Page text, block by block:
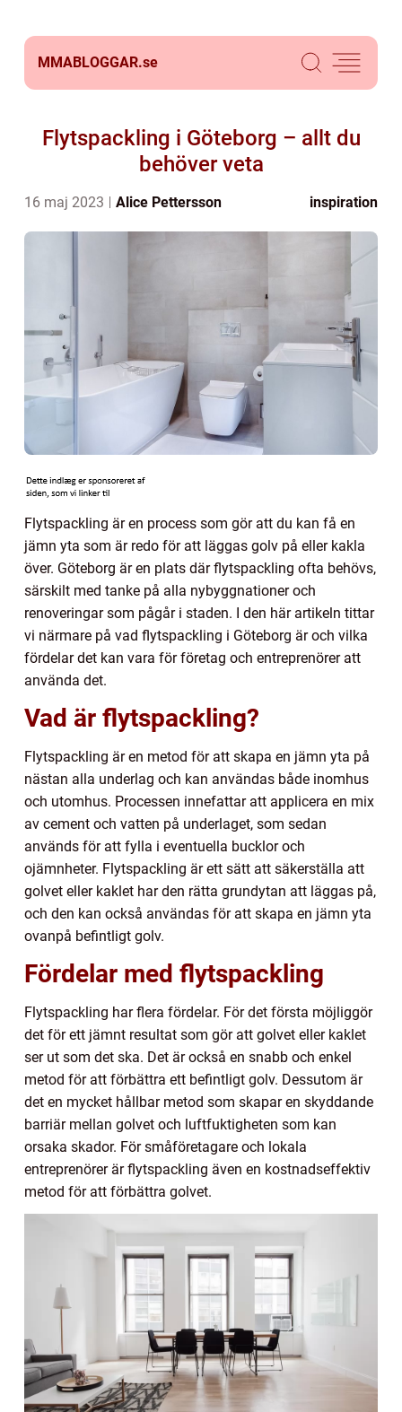
MMABLOGGAR.se
Flytspackling i Göteborg – allt du
behöver veta
16 maj 2023 Alice Pettersson inspiration
Flytspackling är en process som gör att du kan få en
jämn yta som är redo för att läggas golv på eller kakla
över. Göteborg är en plats där flytspackling ofta behövs,
särskilt med tanke på alla nybyggnationer och
renoveringar som pågår i staden. I den här artikeln tittar
vi närmare på vad flytspackling i Göteborg är och vilka
fördelar det kan vara för företag och entreprenörer att
använda det.
Vad är flytspackling?
Flytspackling är en metod för att skapa en jämn yta på
nästan alla underlag och kan användas både inomhus
och utomhus. Processen innefattar att applicera en mix
av cement och vatten på underlaget, som sedan
används för att fylla i eventuella bucklor och
ojämnheter. Flytspackling är ett sätt att säkerställa att
golvet eller kaklet har den rätta grundytan att läggas på,
och den kan också användas för att skapa en jämn yta
ovanpå befintligt golv.
Fördelar med flytspackling
Flytspackling har flera fördelar. För det första möjliggör
det för ett jämnt resultat som gör att golvet eller kaklet
ser ut som det ska. Det är också en snabb och enkel
metod för att förbättra ett befintligt golv. Dessutom är
det en mycket hållbar metod som skapar en skyddande
barriär mellan golvet och luftfuktigheten som kan
orsaka skador. För småföretagare och lokala
entreprenörer är flytspackling även en kostnadseffektiv
metod för att förbättra golvet.